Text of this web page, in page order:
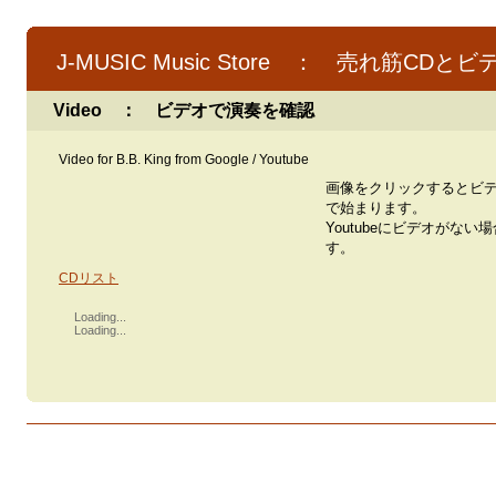
J-MUSIC Music Store ： 売れ筋CDとビ
Video ： ビデオで演奏を確認
Video for B.B. King from Google / Youtube
画像をクリックするとビ
で始まります。
Youtubeにビデオがない
す。
CDリスト
Loading...
Loading...